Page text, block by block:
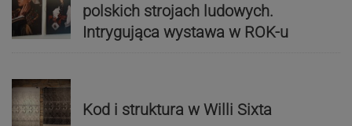
polskich strojach ludowych.
Intrygująca wystawa w ROK-u
Kod i struktura w Willi Sixta